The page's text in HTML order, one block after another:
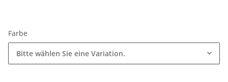
Farbe
Bitte wählen Sie eine Variation.